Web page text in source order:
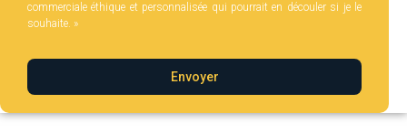
commerciale éthique et personnalisée qui pourrait en découler si je le
souhaite. »
Envoyer